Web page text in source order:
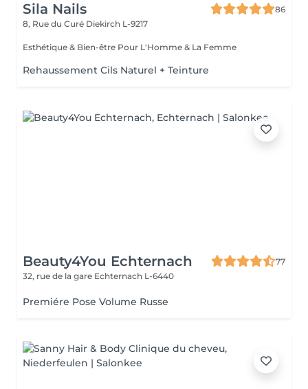
Sila Nails
86
8, Rue du Curé Diekirch L-9217
Esthétique & Bien-être Pour L'Homme & La Femme
Rehaussement Cils Naturel + Teinture
Beauty4You Echternach
77
32, rue de la gare Echternach L-6440
Premiére Pose Volume Russe